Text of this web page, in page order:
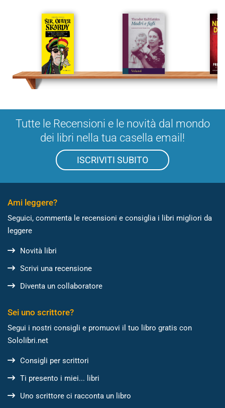
Tutte le Recensioni e le novità dal mondo
dei libri nella tua casella email!
ISCRIVITI SUBITO
Ami leggere?
Seguici, commenta le recensioni e consiglia i libri migliori da
leggere
Novità libri
Scrivi una recensione
Diventa un collaboratore
Sei uno scrittore?
Segui i nostri consigli e promuovi il tuo libro gratis con
Sololibri.net
Consigli per scrittori
Ti presento i miei... libri
Uno scrittore ci racconta un libro